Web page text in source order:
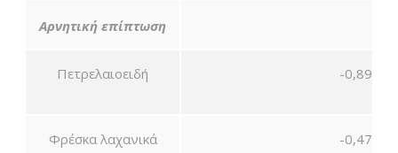
Αρνητική επίπτωση
Πετρελαιοειδή -0,89
Φρέσκα λαχανικά -0,47